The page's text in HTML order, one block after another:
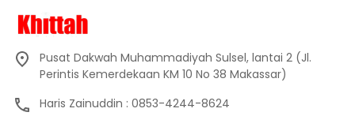
Pusat Dakwah Muhammadiyah Sulsel, lantai 2 (Jl.
Perintis Kemerdekaan KM 10 No 38 Makassar)
Haris Zainuddin : 0853-4244-8624